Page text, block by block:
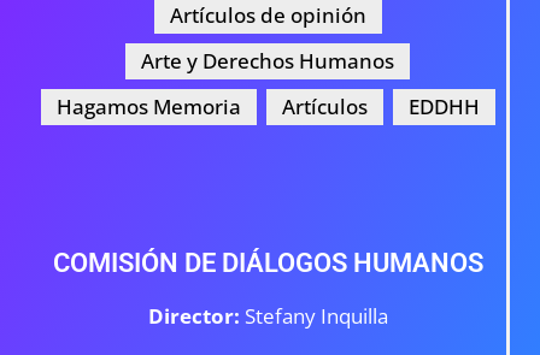
Artículos de opinión
Arte y Derechos Humanos
Hagamos Memoria
Artículos EDDHH
COMISIÓN DE DIÁLOGOS HUMANOS
Director: Stefany Inquilla